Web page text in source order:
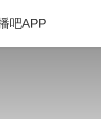
吧APP